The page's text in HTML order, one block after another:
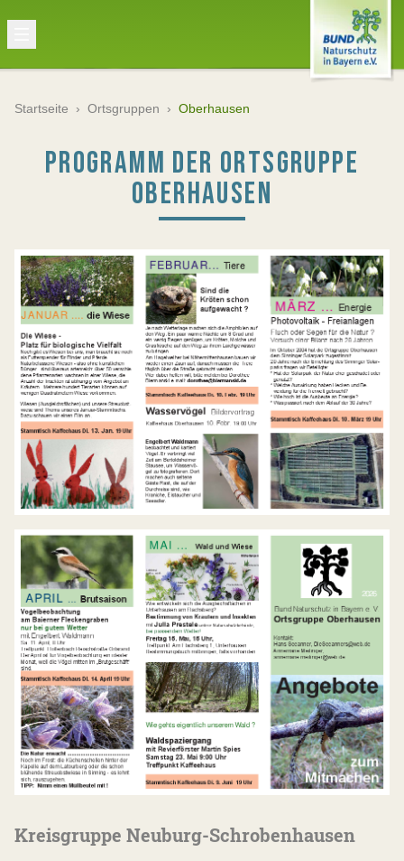
Startseite › Ortsgruppen › Oberhausen
PROGRAMM DER ORTSGRUPPE
OBERHAUSEN
Kreisgruppe Neuburg-Schrobenhausen